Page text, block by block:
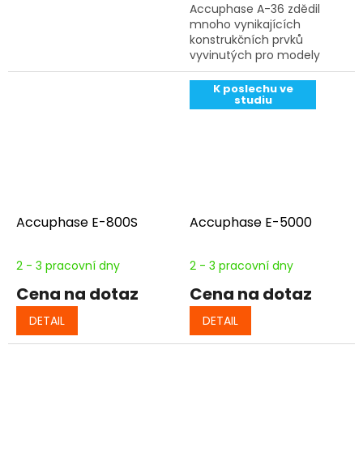
Accuphase A-36 zdědil
mnoho vynikajících
konstrukčních prvků
vyvinutých pro modely
vyšší třídy a definuje linii
čistých výkonových
zesilovačů třídy A.
Accuphase E-800S
2 - 3 pracovní dny
Cena na dotaz
DETAIL
K poslechu ve
studiu
Accuphase E-5000
2 - 3 pracovní dny
Cena na dotaz
DETAIL